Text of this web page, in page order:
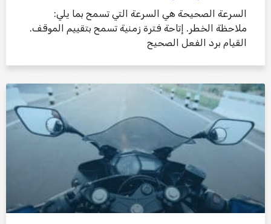
السرعة الصحيحة هي السرعة التي تسمح بما يلي:
ملاحظة الخطر. إتاحة فترة زمنية تسمح بتقييم الموقف.
القيام برد الفعل الصحيح